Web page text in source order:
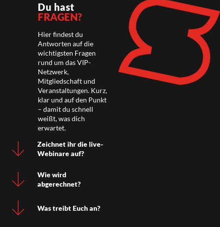
Du hast
FRAGEN?
Hier findest du
Antworten auf die
wichtigsten Fragen
rund um das VIP-
Netzwerk,
Mitgliedschaft und
Veranstaltungen. Kurz,
klar und auf den Punkt
– damit du schnell
weißt, was dich
erwartet.
Zeichnet ihr die live-
Webinare auf?
Wie wird
abgerechnet?
Was treibt Euch an?